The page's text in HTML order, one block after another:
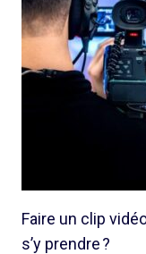
Faire un clip
s’y prendre ?